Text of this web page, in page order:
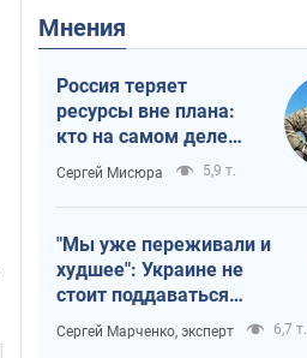
Мнения
Россия теряет
ресурсы вне плана:
кто на самом деле
диктует темп войны
Сергей Мисюра 5,9 т.
"Мы уже переживали и
худшее": Украине не
стоит поддаваться
отчаянию из-за
ракетного террора
Сергей Марченко, эксперт 6,7 т.